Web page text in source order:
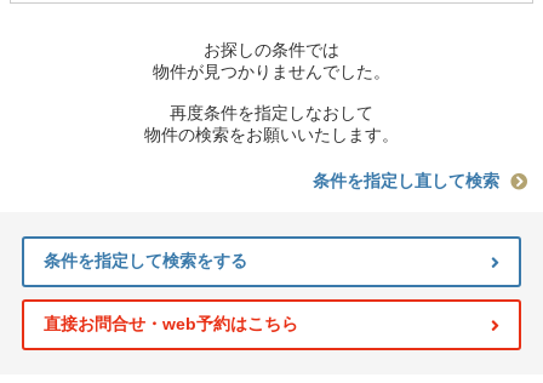
お探しの条件では
物件が見つかりませんでした。
再度条件を指定しなおして
物件の検索をお願いいたします。
条件を指定し直して検索
条件を指定して検索をする
直接お問合せ・web予約はこちら